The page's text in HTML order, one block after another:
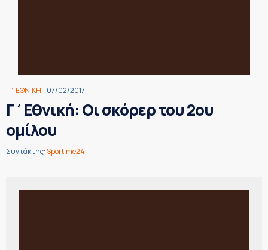
Γ΄ ΕΘΝΙΚΗ- 07/02/2017
Γ΄Εθνική: Οι σκόρερ του 2ου
ομίλου
Συντάκτης:Sportime24